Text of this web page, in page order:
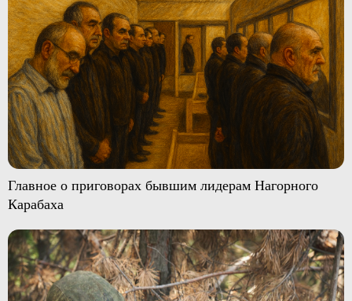
Главное о приговорах бывшим лидерам Нагорного
Карабаха